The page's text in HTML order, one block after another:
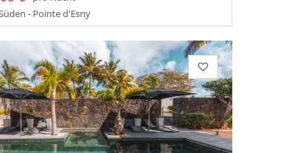
- Pointe d'Esny